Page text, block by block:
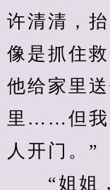
许清清，
像是抓住
他给家里
里……但我
人开门。”
“姐姐，